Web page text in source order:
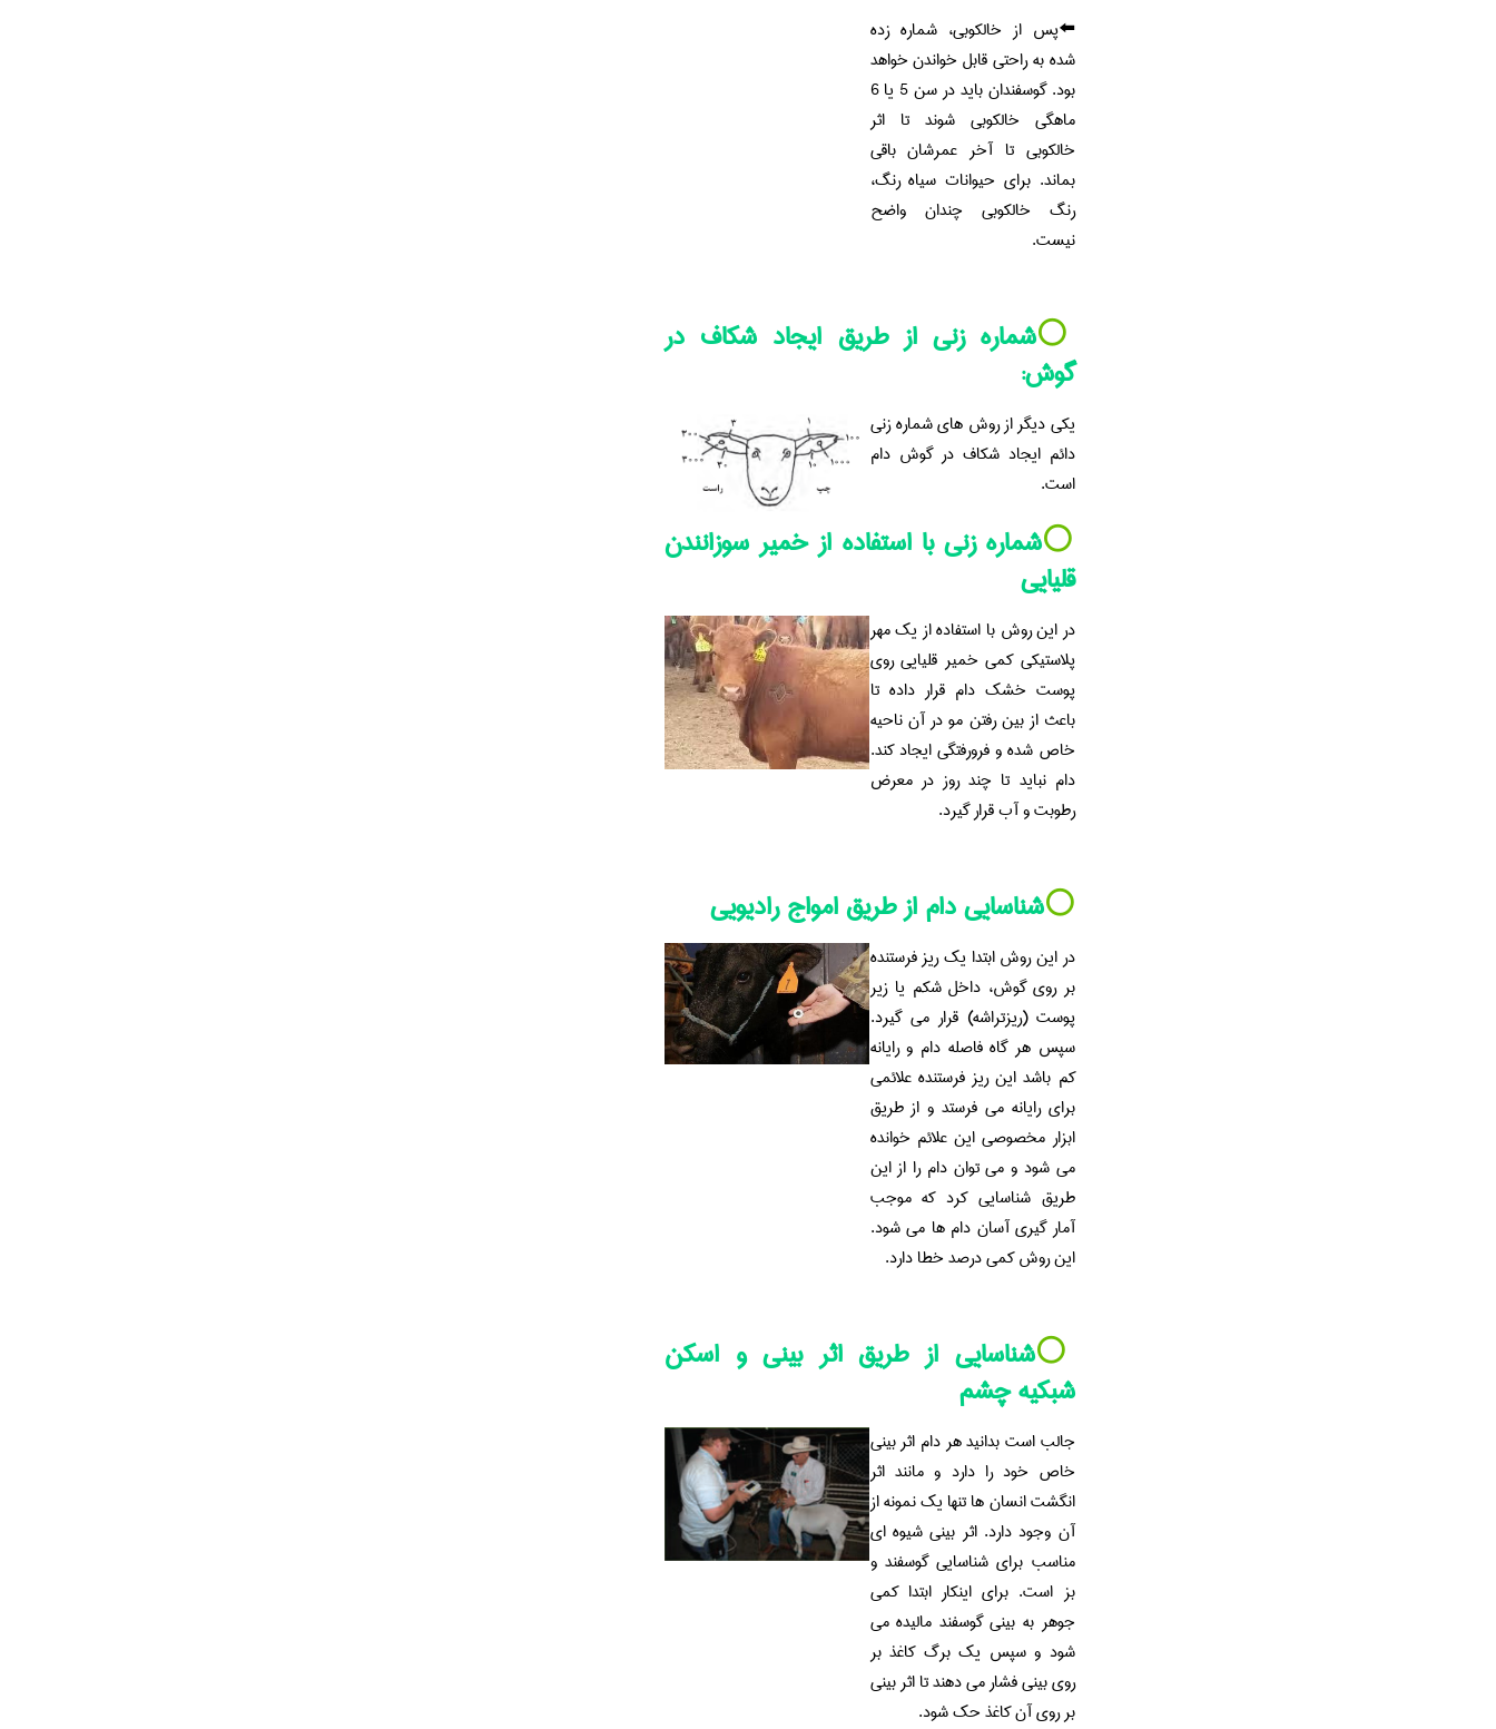
⬅️پس از خالکوبی، شماره زده
شده به راحتی قابل خواندن خواهد
بود. گوسفندان باید در سن 5 یا 6
ماهگی خالکوبی شوند تا اثر
خالکوبی تا آخر عمرشان باقی
بماند. برای حیوانات سیاه رنگ،
رنگ خالکوبی چندان واضح
نیست.
⚪️شماره زنی از طریق ایجاد شکاف در
گوش:
یکی دیگر از روش های شماره زنی
دائم ایجاد شکاف در گوش دام
است.
⚪️شماره زنی با استفاده از خمیر سوزانندن
قلیایی
در این روش با استفاده از یک مهر
پلاستیکی کمی خمیر قلیایی روی
پوست خشک دام قرار داده تا
باعث از بین رفتن مو در آن ناحیه
خاص شده و فرورفتگی ایجاد کند.
دام نباید تا چند روز در معرض
رطوبت و آب قرار گیرد.
⚪️شناسایی دام از طریق امواج رادیویی
در این روش ابتدا یک ریز فرستنده
بر روی گوش، داخل شکم یا زیر
پوست (ریزتراشه) قرار می گیرد.
سپس هر گاه فاصله دام و رایانه
کم باشد این ریز فرستنده علائمی
برای رایانه می فرستد و از طریق
ابزار مخصوصی این علائم خوانده
می شود و می توان دام را از این
طریق شناسایی کرد که موجب
آمار گیری آسان دام ها می شود.
این روش کمی درصد خطا دارد.
⚪️شناسایی از طریق اثر بینی و اسکن
شبکیه چشم
جالب است بدانید هر دام اثر بینی
خاص خود را دارد و مانند اثر
انگشت انسان ها تنها یک نمونه از
آن وجود دارد. اثر بینی شیوه ای
مناسب برای شناسایی گوسفند و
بز است. برای اینکار ابتدا کمی
جوهر به بینی گوسفند مالیده می
شود و سپس یک برگ کاغذ بر
روی بینی فشار می دهند تا اثر بینی
بر روی آن کاغذ حک شود.